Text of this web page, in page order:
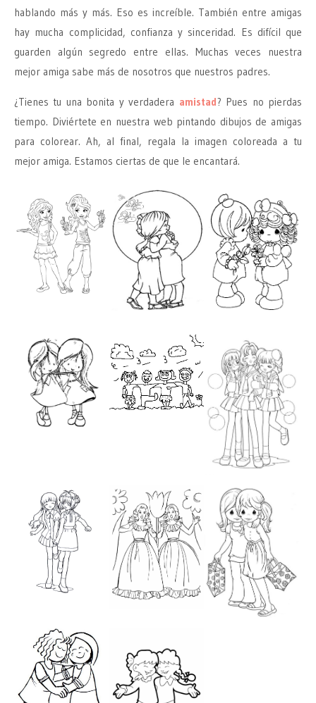
hablando más y más. Eso es increíble. También entre amigas
hay mucha complicidad, confianza y sinceridad. Es difícil que
guarden algún segredo entre ellas. Muchas veces nuestra
mejor amiga sabe más de nosotros que nuestros padres.
¿Tienes tu una bonita y verdadera amistad? Pues no pierdas
tiempo. Diviértete en nuestra web pintando dibujos de amigas
para colorear. Ah, al final, regala la imagen coloreada a tu
mejor amiga. Estamos ciertas de que le encantará.